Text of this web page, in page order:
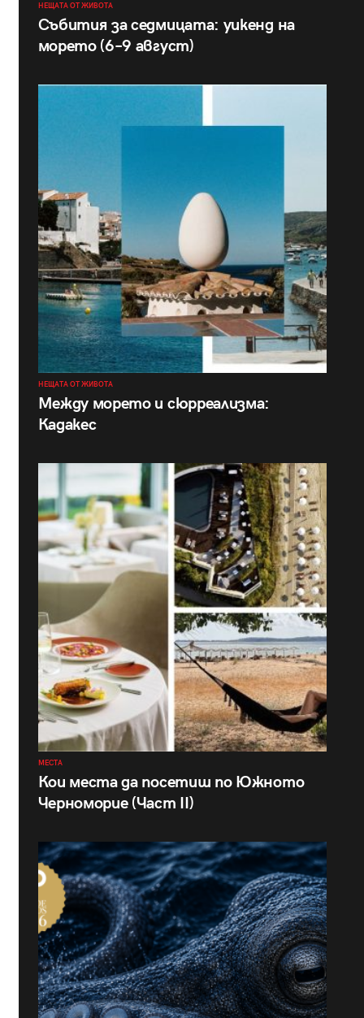
НЕЩАТА ОТ ЖИВОТА
Събития за седмицата: уикенд на
морето (6–9 август)
НЕЩАТА ОТ ЖИВОТА
Между морето и сюрреализма:
Кадакес
МЕСТА
Кои места да посетиш по Южното
Черноморие (Част II)